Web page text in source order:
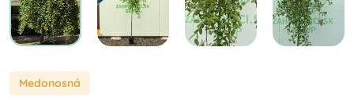
Medonosná